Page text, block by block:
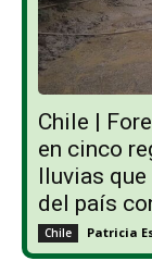
Chile |
en cinco
lluvias
del país
Chile Patricia